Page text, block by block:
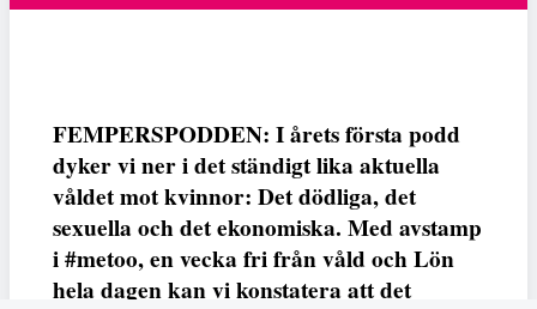
FEMPERSPODDEN: I årets första podd
dyker vi ner i det ständigt lika aktuella
våldet mot kvinnor: Det dödliga, det
sexuella och det ekonomiska. Med avstamp
i #metoo, en vecka fri från våld och Lön
hela dagen kan vi konstatera att det